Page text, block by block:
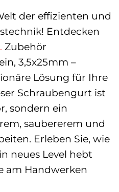
der effizienten und
Entdecken
Zubehör
3,5x25mm –
Lösung für Ihre
Schraubengurt ist
sondern ein
saubererem und
Erleben Sie, wie
neues Level hebt
am Handwerken